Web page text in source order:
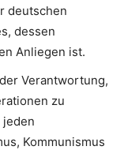
deutschen
dessen
Anliegen ist.
Verantwortung,
zu
Kommunismus